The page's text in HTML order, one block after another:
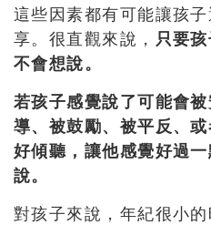
這些因素都有可能讓孩
享。很直觀來說， 只要
不會想說。
若孩子感覺說了可能會
導、被鼓勵、被平反、
好傾聽，讓他感覺好過
說。
對孩子來說，年紀很小